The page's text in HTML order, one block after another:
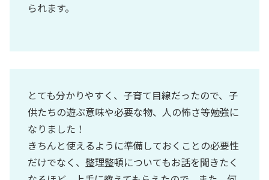
られます。
とても分かりやすく、子育て目線だったので、子
供たちの遊ぶ意味や必要な物、人の怖さ等勉強に
なりました！
きちんと使えるように準備しておくことの必要性
だけでなく、整理整頓についてもお話を聞きたく